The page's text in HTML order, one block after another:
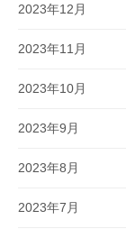
2023年12月
2023年11月
2023年10月
2023年9月
2023年8月
2023年7月